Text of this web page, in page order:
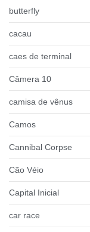
butterfly
cacau
caes de terminal
Câmera 10
camisa de vênus
Camos
Cannibal Corpse
Cão Véio
Capital Inicial
car race